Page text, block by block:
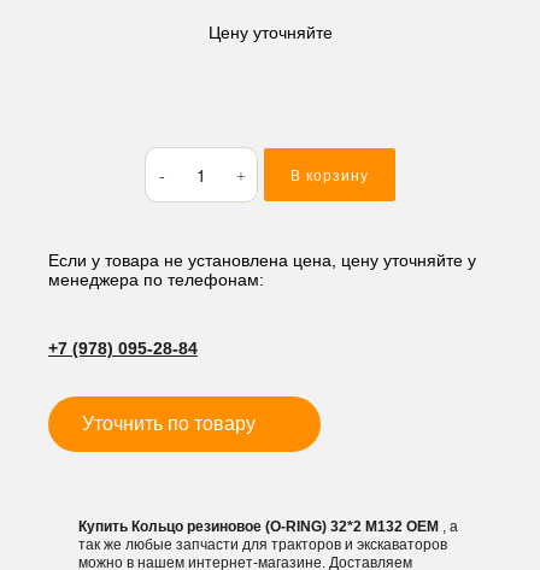
Цену уточняйте
Количество
товара
Кольцо
(O-
RING)
В корзину
Если у товара не установлена цена, цену уточняйте у
менеджера по телефонам:
+7 (978) 095-28-84
Уточнить по товару
Купить Кольцо резиновое (O-RING) 32*2 M132 OEM , а
так же любые запчасти для тракторов и экскаваторов
можно в нашем интернет-магазине. Доставляем